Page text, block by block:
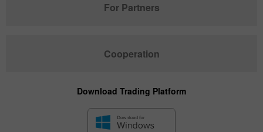
For Partners
Cooperation
Download Trading Platform